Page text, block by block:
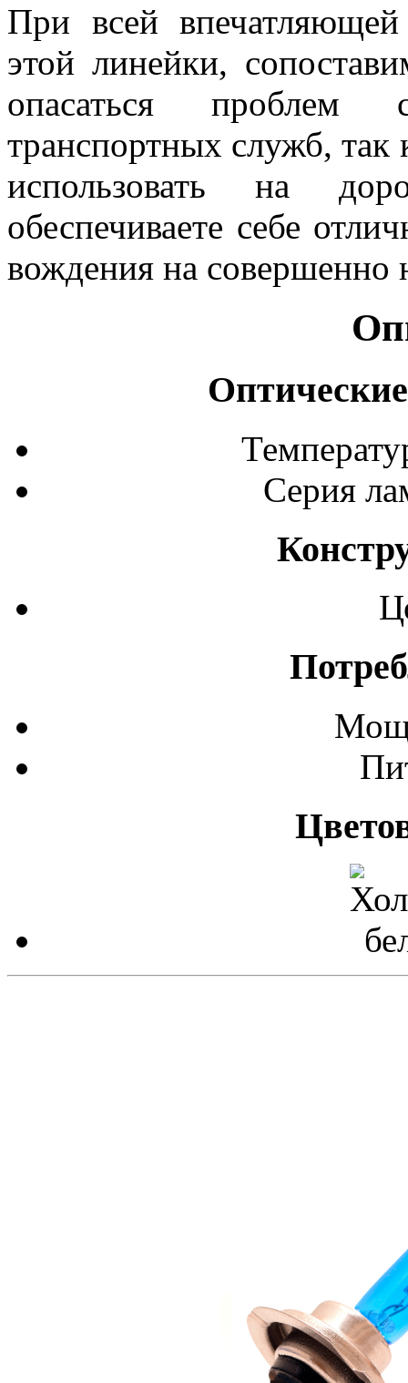
При всей впечатляющей
этой линейки,
опасаться проблем
транспортных служб, так
использовать на
обеспечиваете себе
вождения на совершенно
Серия